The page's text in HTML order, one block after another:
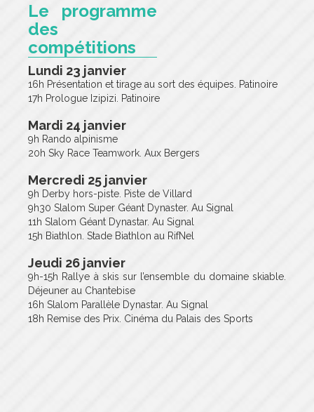
Le programme
des
compétitions
Lundi 23 janvier
16h Présentation et tirage au sort des équipes. Patinoire
17h Prologue Izipizi. Patinoire
Mardi 24 janvier
9h Rando alpinisme
20h Sky Race Teamwork. Aux Bergers
Mercredi 25 janvier
9h Derby hors-piste. Piste de Villard
9h30 Slalom Super Géant Dynaster. Au Signal
11h Slalom Géant Dynastar. Au Signal
15h Biathlon. Stade Biathlon au RifNel
Jeudi 26 janvier
9h-15h Rallye à skis sur l’ensemble du domaine skiable.
Déjeuner au Chantebise
16h Slalom Parallèle Dynastar. Au Signal
18h Remise des Prix. Cinéma du Palais des Sports